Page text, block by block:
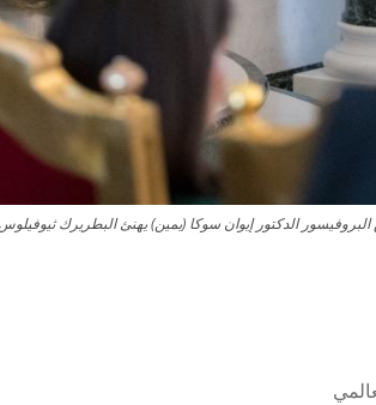
العالمي القس البروفيسور الدكتور إيوان سوكا (يمين) يهنئ